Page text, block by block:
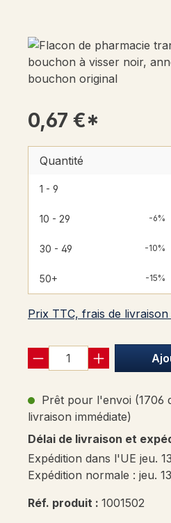
0,67 €*
Quantité
1 - 9
10 - 29 -6%
30 - 49 -10%
50+ -15%
Prix TTC, frais de livraison
Prêt pour l'envoi (1706
livraison immédiate)
Délai de livraison et
Expédition dans l'UE jeu.
Expédition normale : jeu.
Réf. produit : 1001502